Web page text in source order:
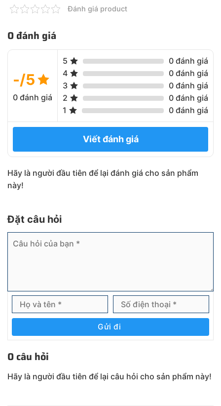
Đánh giá product
0 đánh giá
-/5
0 đánh giá
5
0 đánh giá
4
0 đánh giá
3
0 đánh giá
2
0 đánh giá
1
0 đánh giá
Viết đánh giá
Hãy là người đầu tiên để lại đánh giá cho sản phẩm
này!
Đặt câu hỏi
Gửi đi
0 câu hỏi
Hãy là người đầu tiên để lại câu hỏi cho sản phẩm này!